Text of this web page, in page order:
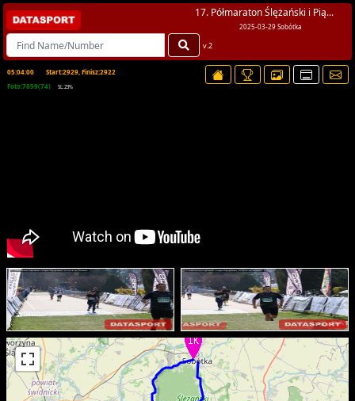
17. Półmaraton Ślężański i Pią...
2025-03-29 Sobótka
v.2
05:04:00
Start:2929, Finisz:2922
Foto:7859(74)
SL:23%